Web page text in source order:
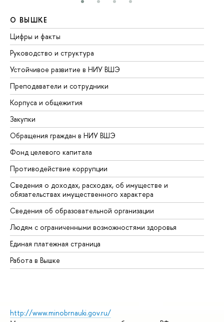
О ВЫШКЕ
Цифры и факты
Руководство и структура
Устойчивое развитие в НИУ ВШЭ
Преподаватели и сотрудники
Корпуса и общежития
Закупки
Обращения граждан в НИУ ВШЭ
Фонд целевого капитала
Противодействие коррупции
Сведения о доходах, расходах, об имуществе и
обязательствах имущественного характера
Сведения об образовательной организации
Людям с ограниченными возможностями здоровья
Единая платежная страница
Работа в Вышке
http://www.minobrnauki.gov.ru/